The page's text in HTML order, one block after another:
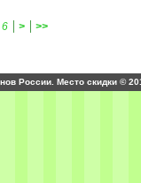
6 | > | >>
России. Место скидки ©